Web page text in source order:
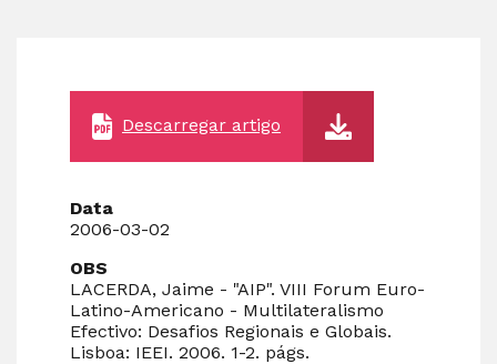
Descarregar artigo
Data
2006-03-02
OBS
LACERDA, Jaime - "AIP". VIII Forum Euro-
Latino-Americano - Multilateralismo
Efectivo: Desafios Regionais e Globais.
Lisboa: IEEI. 2006. 1-2. págs.